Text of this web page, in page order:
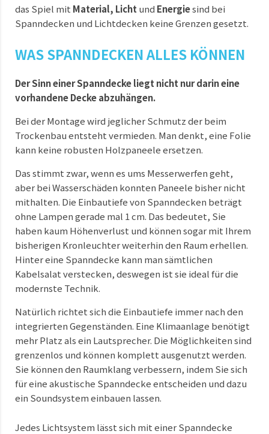
das Spiel mit Material, Licht und Energiesind bei
Spanndecken und Lichtdecken keine Grenzen gesetzt.
WAS SPANNDECKEN ALLES KÖNNEN
Der Sinn einer Spanndecke liegt nicht nur darin eine
vorhandene Decke abzuhängen.
Bei der Montage wird jeglicher Schmutz der beim
Trockenbau entsteht vermieden. Man denkt, eine Folie
kann keine robusten Holzpaneele ersetzen.
Das stimmt zwar, wenn es ums Messerwerfen geht,
aber bei Wasserschäden konnten Paneele bisher nicht
mithalten. Die Einbautiefe von Spanndecken beträgt
ohne Lampen gerade mal 1 cm. Das bedeutet, Sie
haben kaum Höhenverlust und können sogar mit Ihrem
bisherigen Kronleuchter weiterhin den Raum erhellen.
Hinter eine Spanndecke kann man sämtlichen
Kabelsalat verstecken, deswegen ist sie ideal für die
modernste Technik.
Natürlich richtet sich die Einbautiefe immer nach den
integrierten Gegenständen. Eine Klimaanlage benötigt
mehr Platz als ein Lautsprecher. Die Möglichkeiten sind
grenzenlos und können komplett ausgenutzt werden.
Sie können den Raumklang verbessern, indem Sie sich
für eine akustische Spanndecke entscheiden und dazu
ein Soundsystem einbauen lassen.
Jedes Lichtsystem lässt sich mit einer Spanndecke